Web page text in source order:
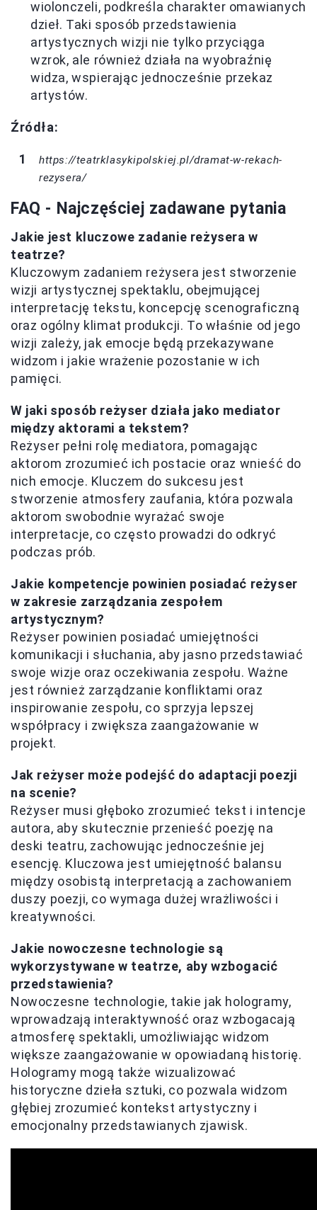
wiolonczeli, podkreśla charakter omawianych
dzieł. Taki sposób przedstawienia
artystycznych wizji nie tylko przyciąga
wzrok, ale również działa na wyobraźnię
widza, wspierając jednocześnie przekaz
artystów.
Źródła:
https://teatrklasykipolskiej.pl/dramat-w-rekach-
rezysera/
FAQ - Najczęściej zadawane pytania
Jakie jest kluczowe zadanie reżysera w
teatrze?
Kluczowym zadaniem reżysera jest stworzenie
wizji artystycznej spektaklu, obejmującej
interpretację tekstu, koncepcję scenograficzną
oraz ogólny klimat produkcji. To właśnie od jego
wizji zależy, jak emocje będą przekazywane
widzom i jakie wrażenie pozostanie w ich
pamięci.
W jaki sposób reżyser działa jako mediator
między aktorami a tekstem?
Reżyser pełni rolę mediatora, pomagając
aktorom zrozumieć ich postacie oraz wnieść do
nich emocje. Kluczem do sukcesu jest
stworzenie atmosfery zaufania, która pozwala
aktorom swobodnie wyrażać swoje
interpretacje, co często prowadzi do odkryć
podczas prób.
Jakie kompetencje powinien posiadać reżyser
w zakresie zarządzania zespołem
artystycznym?
Reżyser powinien posiadać umiejętności
komunikacji i słuchania, aby jasno przedstawiać
swoje wizje oraz oczekiwania zespołu. Ważne
jest również zarządzanie konfliktami oraz
inspirowanie zespołu, co sprzyja lepszej
współpracy i zwiększa zaangażowanie w
projekt.
Jak reżyser może podejść do adaptacji poezji
na scenie?
Reżyser musi głęboko zrozumieć tekst i intencje
autora, aby skutecznie przenieść poezję na
deski teatru, zachowując jednocześnie jej
esencję. Kluczowa jest umiejętność balansu
między osobistą interpretacją a zachowaniem
duszy poezji, co wymaga dużej wrażliwości i
kreatywności.
Jakie nowoczesne technologie są
wykorzystywane w teatrze, aby wzbogacić
przedstawienia?
Nowoczesne technologie, takie jak hologramy,
wprowadzają interaktywność oraz wzbogacają
atmosferę spektakli, umożliwiając widzom
większe zaangażowanie w opowiadaną historię.
Hologramy mogą także wizualizować
historyczne dzieła sztuki, co pozwala widzom
głębiej zrozumieć kontekst artystyczny i
emocjonalny przedstawianych zjawisk.